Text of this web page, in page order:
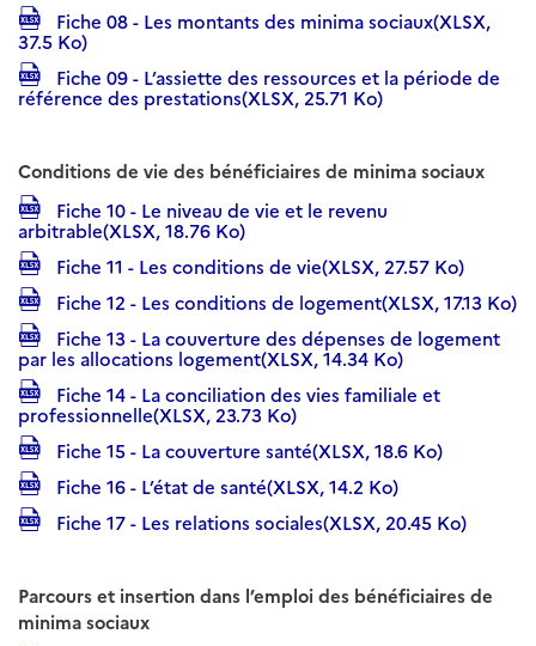
Fiche 08 - Les montants des minima sociaux(XLSX,
37.5 Ko)
Fiche 09 - L’assiette des ressources et la période de
référence des prestations(XLSX, 25.71 Ko)
Conditions de vie des bénéficiaires de minima sociaux
Fiche 10 - Le niveau de vie et le revenu
arbitrable(XLSX, 18.76 Ko)
Fiche 11 - Les conditions de vie(XLSX, 27.57 Ko)
Fiche 12 - Les conditions de logement(XLSX, 17.13 Ko)
Fiche 13 - La couverture des dépenses de logement
par les allocations logement(XLSX, 14.34 Ko)
Fiche 14 - La conciliation des vies familiale et
professionnelle(XLSX, 23.73 Ko)
Fiche 15 - La couverture santé(XLSX, 18.6 Ko)
Fiche 16 - L’état de santé(XLSX, 14.2 Ko)
Fiche 17 - Les relations sociales(XLSX, 20.45 Ko)
Parcours et insertion dans l’emploi des bénéficiaires de
minima sociaux